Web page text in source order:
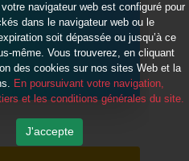
navigateur web est configuré pour
dans le navigateur web ou le
soit dépassée ou jusqu’à ce
même. Vous trouverez, en cliquant
des cookies sur nos sites Web et la
En poursuivant votre navigation,
et les conditions générales du site.
J'accepte